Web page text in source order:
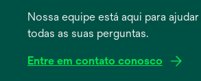
nova
guia
Nossa equipe está aqui para
todas as suas perguntas.
Entre em contato conosco